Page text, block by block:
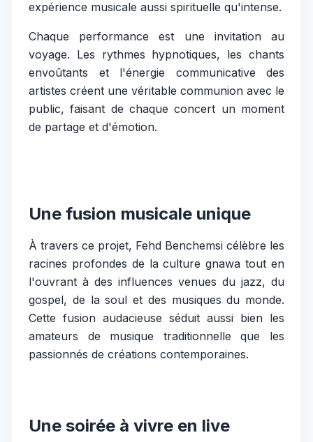
expérience musicale aussi spirituelle qu'intense.
Chaque performance est une invitation au
voyage. Les rythmes hypnotiques, les chants
envoûtants et l'énergie communicative des
artistes créent une véritable communion avec le
public, faisant de chaque concert un moment
de partage et d'émotion.
Une fusion musicale unique
À travers ce projet, Fehd Benchemsi célèbre les
racines profondes de la culture gnawa tout en
l'ouvrant à des influences venues du jazz, du
gospel, de la soul et des musiques du monde.
Cette fusion audacieuse séduit aussi bien les
amateurs de musique traditionnelle que les
passionnés de créations contemporaines.
Une soirée à vivre en live